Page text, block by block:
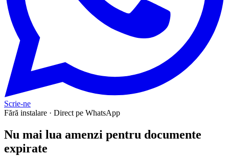
Scrie-ne
Fără instalare · Direct pe WhatsApp
Nu mai lua amenzi pentru documente
expirate